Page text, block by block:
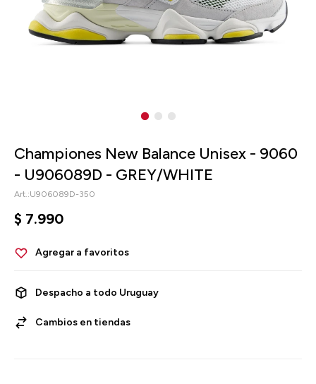
Championes New Balance Unisex - 9060
- U906089D - GREY/WHITE
U906089D-350
$ 7.990
Despacho a todo Uruguay
Cambios en tiendas